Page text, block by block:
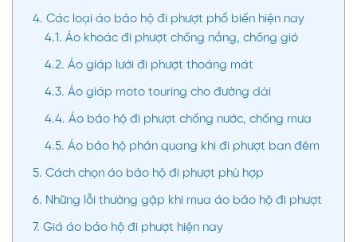
4. Các loại áo bảo hộ đi phượt phổ biến hiện nay
4.1. Áo khoác đi phượt chống nắng, chống gió
4.2. Áo giáp lưới đi phượt thoáng mát
4.3. Áo giáp moto touring cho đường dài
4.4. Áo bảo hộ đi phượt chống nước, chống mưa
4.5. Áo bảo hộ phản quang khi đi phượt ban đêm
5. Cách chọn áo bảo hộ đi phượt phù hợp
6. Những lỗi thường gặp khi mua áo bảo hộ đi phượt
7. Giá áo bảo hộ đi phượt hiện nay